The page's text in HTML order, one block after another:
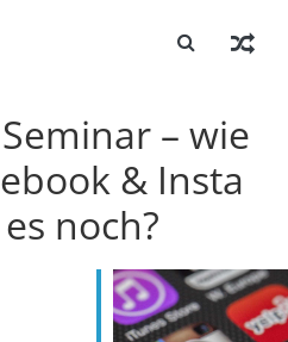
– wie
& Insta
noch?